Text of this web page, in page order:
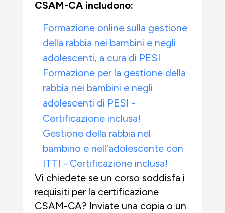
CSAM-CA includono:
Formazione online sulla gestione
della rabbia nei bambini e negli
adolescenti, a cura di PESI
Formazione per la gestione della
rabbia nei bambini e negli
adolescenti di PESI -
Certificazione inclusa!
Gestione della rabbia nel
bambino e nell'adolescente con
ITTI - Certificazione inclusa!
Vi chiedete se un corso soddisfa i
requisiti per la certificazione
CSAM-CA? Inviate una copia o un